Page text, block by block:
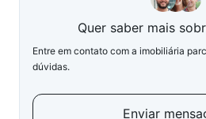
Quer saber mais
Entre em contato com a imobiliária
dúvidas.
Enviar